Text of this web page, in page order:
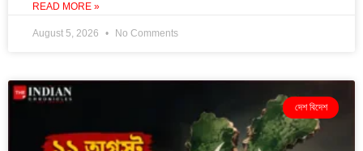
READ MORE »
August 5, 2026 No Comments
দেশ বিদেশ